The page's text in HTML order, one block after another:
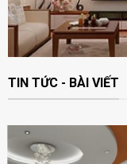
TIN TỨC - BÀI VIẾT